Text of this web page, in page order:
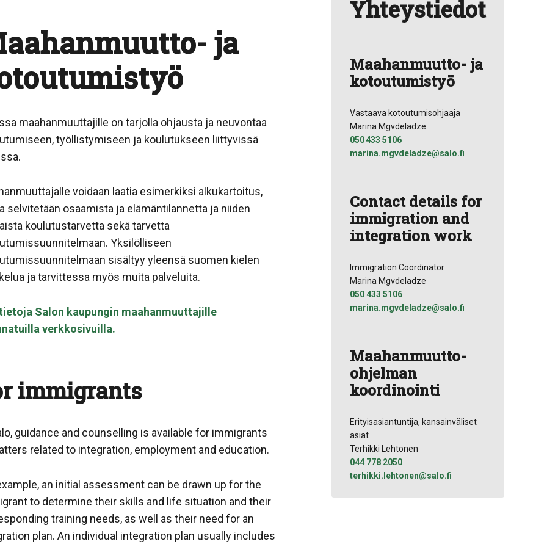
ja
maahanmuuttajille on tarjolla ohjausta ja neuvontaa
työllistymiseen ja koulutukseen liittyvissä
voidaan laatia esimerkiksi alkukartoitus,
selvitetään osaamista ja elämäntilannetta ja niiden
koulutustarvetta sekä tarvetta
Yksilölliseen
sisältyy yleensä suomen kielen
ja tarvittessa myös muita palveluita.
Salon kaupungin maahanmuuttajille
verkkosivuilla.
immigrants
guidance and counselling is available for immigrants
related to integration, employment and education.
an initial assessment can be drawn up for the
to determine their skills and life situation and their
training needs, as well as their need for an
plan. An individual integration plan usually includes
Yhteystiedot
Maahanmuutto- ja
kotoutumistyö
Vastaava kotoutumisohjaaja
Marina Mgvdeladze
050 433 5106
marina.mgvdeladze@salo.fi
Contact details for
immigration and
integration work
Immigration Coordinator
Marina Mgvdeladze
050 433 5106
marina.mgvdeladze@salo.fi
Maahanmuutto-
ohjelman
koordinointi
Erityisasiantuntija, kansainväliset
asiat
Terhikki Lehtonen
044 778 2050
terhikki.lehtonen@salo.fi